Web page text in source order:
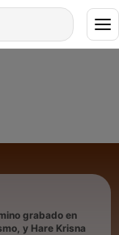
grabado en
y Hare Krisna